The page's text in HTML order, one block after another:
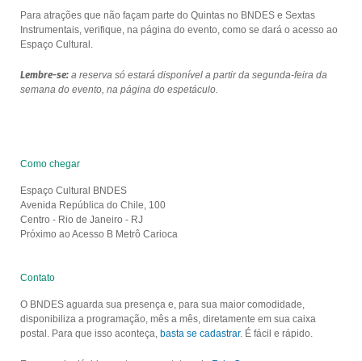
Para atrações que não façam parte do Quintas no BNDES e Sextas
Instrumentais, verifique, na página do evento, como se dará o acesso ao
Espaço Cultural.
Lembre-se:a reserva só estará disponível a partir da segunda-feira da
semana do evento, na página do espetáculo.
Como chegar
Espaço Cultural BNDES
Avenida República do Chile, 100
Centro - Rio de Janeiro - RJ
Próximo ao Acesso B Metrô Carioca
Contato
O BNDES aguarda sua presença e, para sua maior comodidade,
disponibiliza a programação, mês a mês, diretamente em sua caixa
postal. Para que isso aconteça, basta se cadastrar. É fácil e rápido.